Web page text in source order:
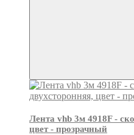
Лента vhb 3м 4918F -
цвет - прозрачный